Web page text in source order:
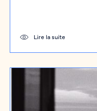
Lire la suite